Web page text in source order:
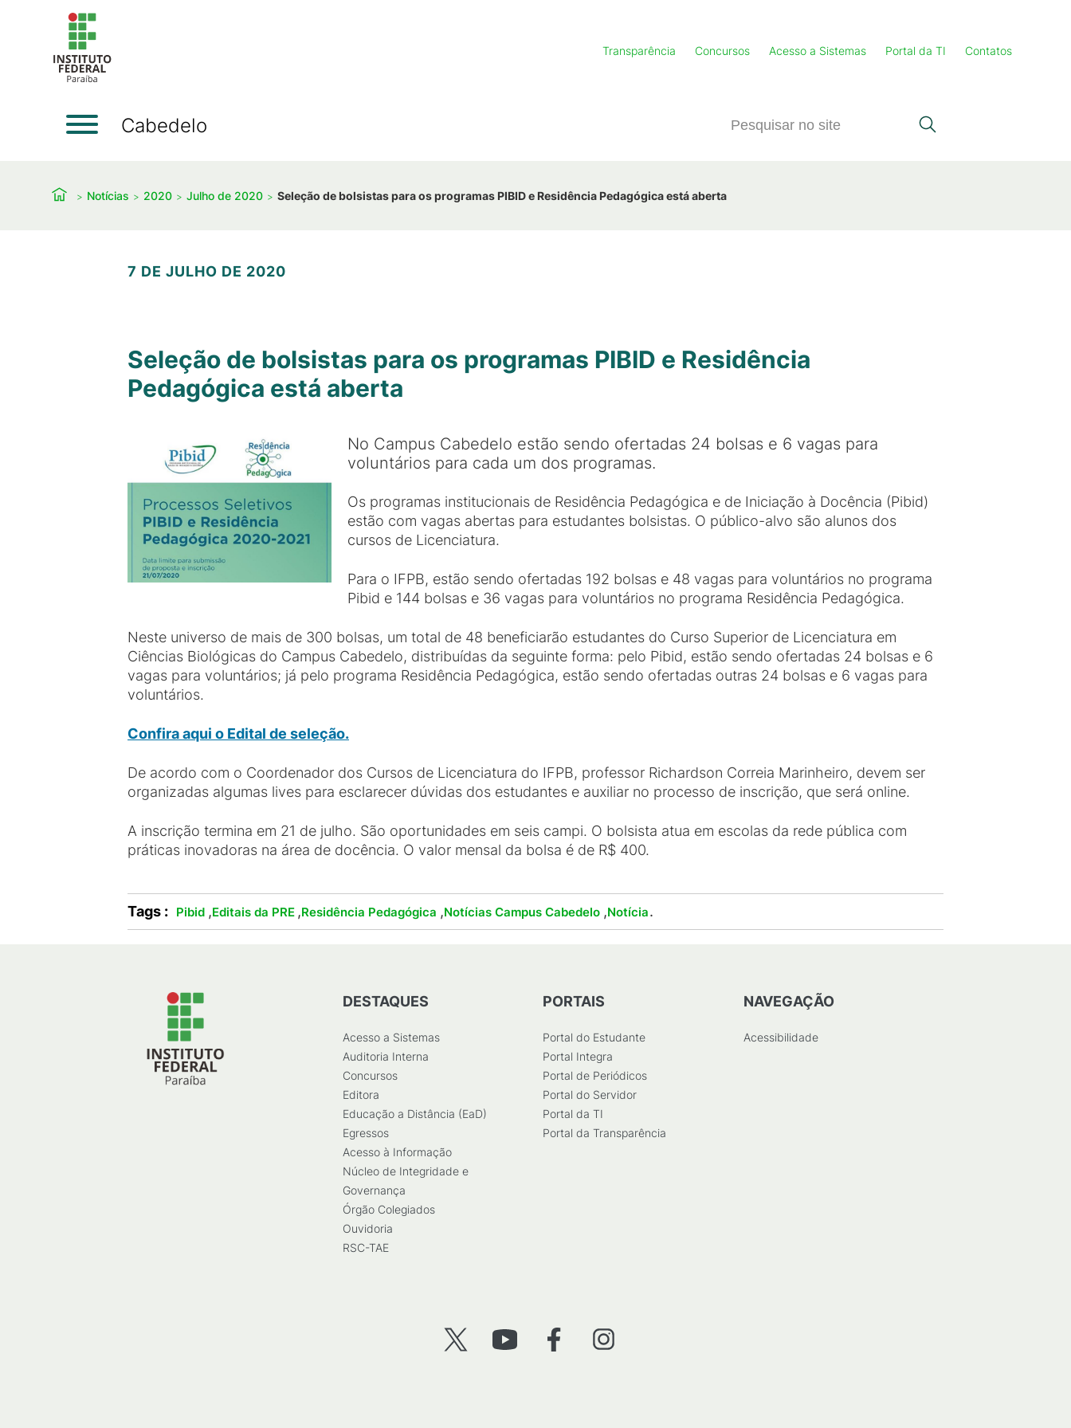
Transparência Concursos Acesso a Sistemas Portal da TI Contatos
Cabedelo
Notícias 2020 Julho de 2020 Seleção de bolsistas para os programas PIBID e Residência Pedagógica está aberta
7 DE JULHO DE 2020
Seleção de bolsistas para os programas PIBID e Residência
Pedagógica está aberta
No Campus Cabedelo estão sendo ofertadas 24 bolsas e 6 vagas para
voluntários para cada um dos programas.
Os programas institucionais de Residência Pedagógica e de Iniciação à Docência (Pibid)
estão com vagas abertas para estudantes bolsistas. O público-alvo são alunos dos
cursos de Licenciatura.
Para o IFPB, estão sendo ofertadas 192 bolsas e 48 vagas para voluntários no programa
Pibid e 144 bolsas e 36 vagas para voluntários no programa Residência Pedagógica.
Neste universo de mais de 300 bolsas, um total de 48 beneficiarão estudantes do Curso Superior de Licenciatura em
Ciências Biológicas do Campus Cabedelo, distribuídas da seguinte forma: pelo Pibid, estão sendo ofertadas 24 bolsas e 6
vagas para voluntários; já pelo programa Residência Pedagógica, estão sendo ofertadas outras 24 bolsas e 6 vagas para
voluntários.
Confira aqui o Edital de seleção.
De acordo com o Coordenador dos Cursos de Licenciatura do IFPB, professor Richardson Correia Marinheiro, devem ser
organizadas algumas lives para esclarecer dúvidas dos estudantes e auxiliar no processo de inscrição, que será online.
A inscrição termina em 21 de julho. São oportunidades em seis campi. O bolsista atua em escolas da rede pública com
práticas inovadoras na área de docência. O valor mensal da bolsa é de R$ 400.
Tags : Pibid ,Editais da PRE ,Residência Pedagógica ,Notícias Campus Cabedelo ,Notícia.
DESTAQUES
Acesso a Sistemas
Auditoria Interna
Concursos
Editora
Educação a Distância (EaD)
Egressos
Acesso à Informação
Núcleo de Integridade e
Governança
Órgão Colegiados
Ouvidoria
RSC-TAE
PORTAIS
Portal do Estudante
Portal Integra
Portal de Periódicos
Portal do Servidor
Portal da TI
Portal da Transparência
NAVEGAÇÃO
Acessibilidade